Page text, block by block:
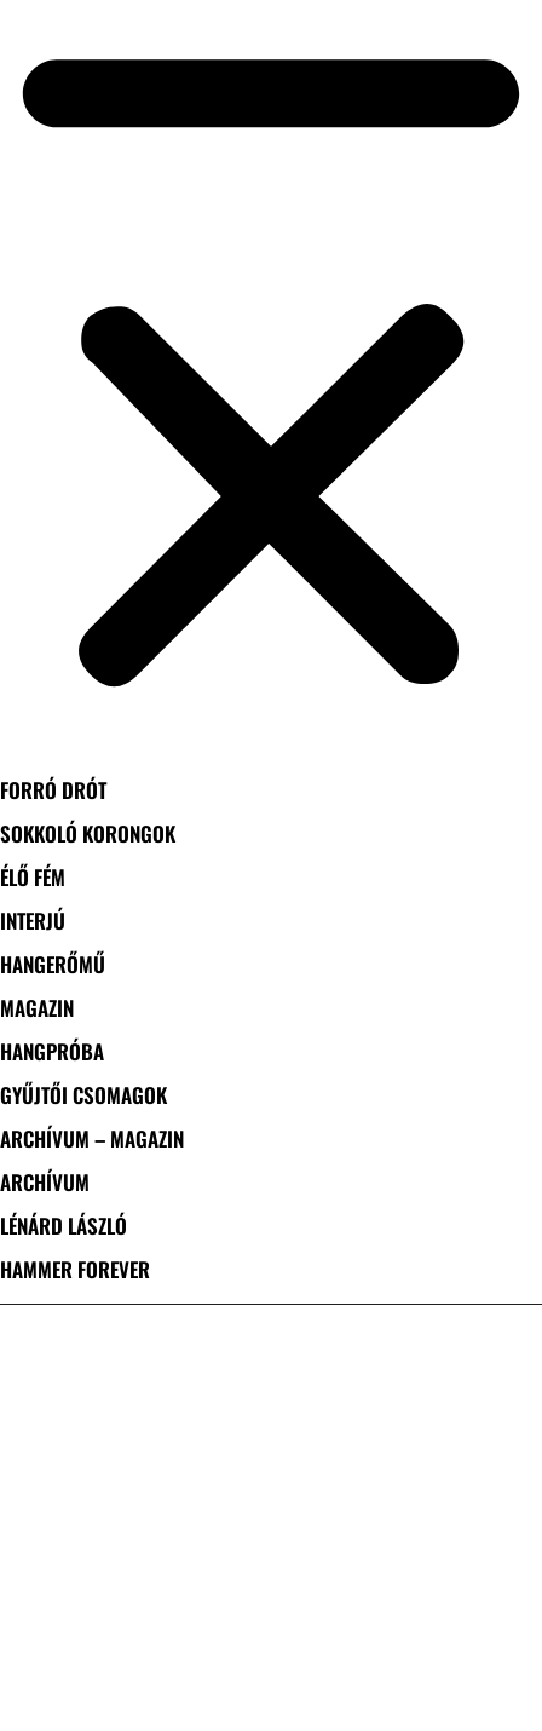
FORRÓ DRÓT
SOKKOLÓ KORONGOK
ÉLŐ FÉM
INTERJÚ
HANGERŐMŰ
MAGAZIN
HANGPRÓBA
GYŰJTŐI CSOMAGOK
ARCHÍVUM – MAGAZIN
ARCHÍVUM
LÉNÁRD LÁSZLÓ
HAMMER FOREVER